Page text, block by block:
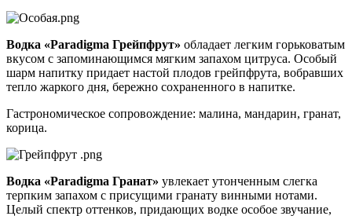
Водка «Paradigma Грейпфрут» обладает легким горьковатым
вкусом с запоминающимся мягким запахом цитруса. Особый
шарм напитку придает настой плодов грейпфрута, вобравших
тепло жаркого дня, бережно сохраненного в напитке.
Гастрономическое сопровождение: малина, мандарин, гранат,
корица.
Водка «Paradigma Гранат» увлекает утонченным слегка
терпким запахом с присущими гранату винными нотами.
Целый спектр оттенков, придающих водке особое звучание,